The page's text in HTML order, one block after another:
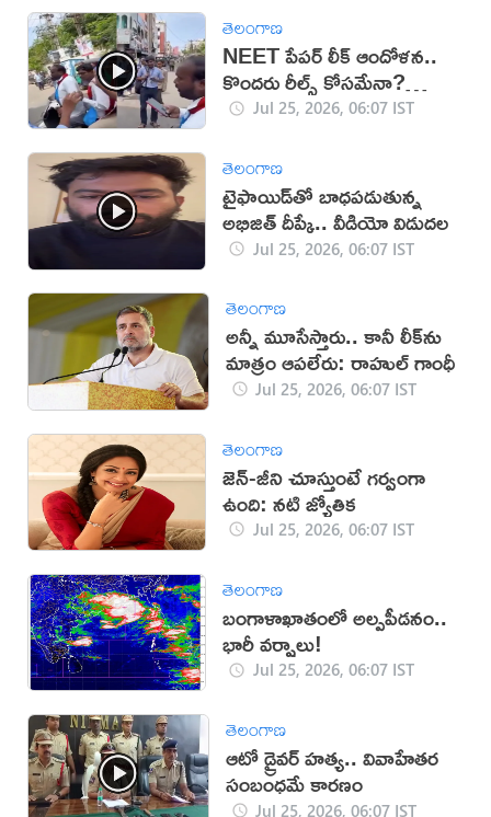
తెలంగాణ
NEET పేపర్ లీక్ ఆందోళన..
కొందరు రీల్స్ కోసమేనా?
(వీడియో)
Jul 25, 2026, 06:07 IST
తెలంగాణ
టైఫాయిడ్‌తో బాధపడుతున్న
అభిజిత్‌ దీప్కే.. వీడియో విడుదల
Jul 25, 2026, 06:07 IST
తెలంగాణ
అన్నీ మూసేస్తారు.. కానీ లీక్‌ను
మాత్రం ఆపలేరు: రాహుల్‌ గాంధీ
Jul 25, 2026, 06:07 IST
తెలంగాణ
జెన్‌-జీని చూస్తుంటే గర్వంగా
ఉంది: నటి జ్యోతిక
Jul 25, 2026, 06:07 IST
తెలంగాణ
బంగాళాఖాతంలో అల్పపీడనం..
భారీ వర్షాలు!
Jul 25, 2026, 06:07 IST
తెలంగాణ
ఆటో డ్రైవర్ హత్య.. వివాహేతర
సంబంధమే కారణం
Jul 25, 2026, 06:07 IST